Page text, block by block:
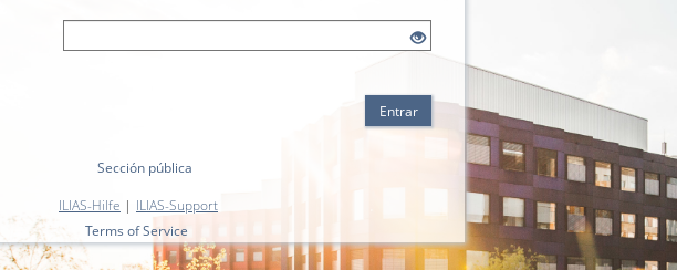
Entrar
Sección pública
ILIAS-Hilfe | ILIAS-Support
Terms of Service